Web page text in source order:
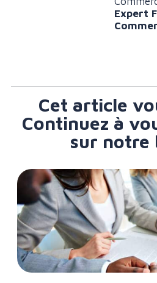
Expert
Cet article
Continuez à
sur notre